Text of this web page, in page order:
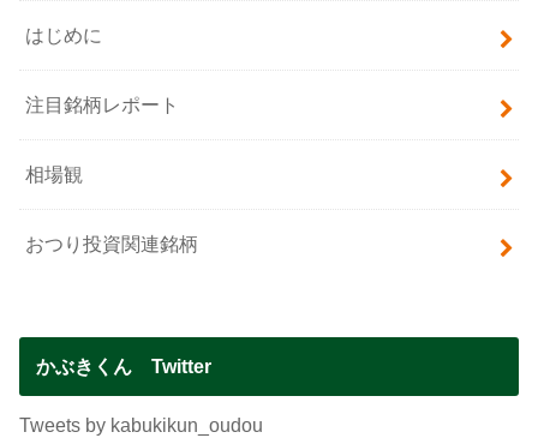
はじめに
注目銘柄レポート
相場観
おつり投資関連銘柄
かぶきくん Twitter
Tweets by kabukikun_oudou